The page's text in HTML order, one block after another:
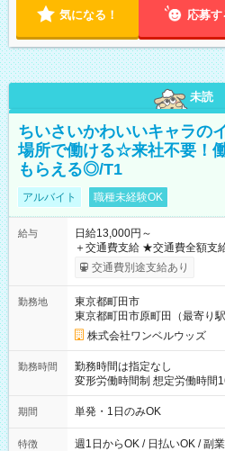
気になる！ 応募す
未読
ちいさいかわいいキャラの
場所で働ける☆来社不要！
もらえる◎/T1
アルバイト 職種未経験OK
給与
日給13,000円～
＋交通費支給 ★交通費全額支給！ ┗案件により規定あり ★日払
いOK！（規定あり） ┗働いた
ンビニATMから 日払い分を引き落とせ
交通費別途支給あり
勤務地
東京都町田市
東京都町田市原町田（最寄り駅
株式会社ワンベルウッズ
勤務時間
勤務時間は指定なし
変形労働時間制 想定労働時間160時間/月 【シフ
～21：00
期間 単発・1日のみOK
特徴
週1日からOK / 日払いOK / 副